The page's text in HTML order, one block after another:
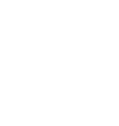
לצבא" פשוט
לעין.
שמי שלא תורם
מכל הזכויות שהיא
למדינה שבה